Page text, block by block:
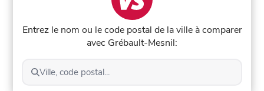
Entrez le nom ou le code postal de la ville à comparer
avec Grébault-Mesnil:
Ville, code postal...